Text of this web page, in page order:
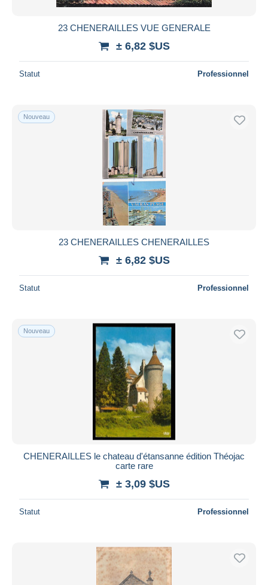
23 CHENERAILLES VUE GENERALE
± 6,82 $US
Statut Professionnel
Nouveau
23 CHENERAILLES CHENERAILLES
± 6,82 $US
Statut Professionnel
Nouveau
CHENERAILLES le chateau d'étansanne édition Théojac
carte rare
± 3,09 $US
Statut Professionnel